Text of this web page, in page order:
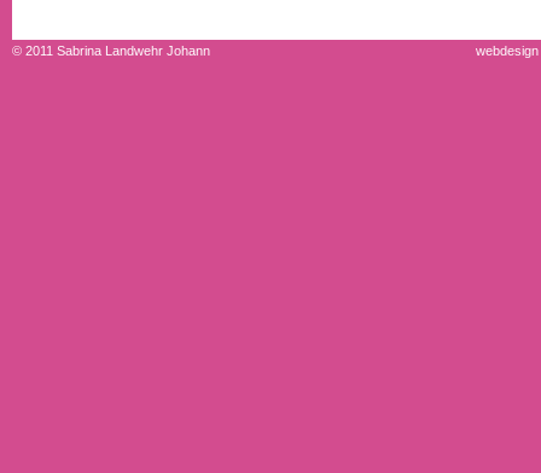
© 2011 Sabrina Landwehr Johann